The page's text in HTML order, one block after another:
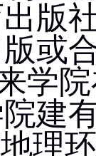
版
或
学
建
理